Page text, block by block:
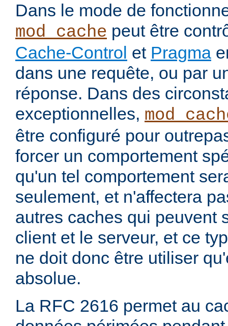
Dans le mode de
mod_cache peut être
Cache-Control et Pragma
dans une requête, ou par
réponse. Dans des
exceptionnelles,
être configuré pour
forcer un comportement
qu'un tel comportement
seulement, et n'affectera
autres caches qui peuvent
client et le serveur, et ce
ne doit donc être utiliser
absolue.
La RFC 2616 permet au